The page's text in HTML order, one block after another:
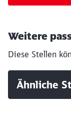
Weitere
Diese Stellen
Ähnliche